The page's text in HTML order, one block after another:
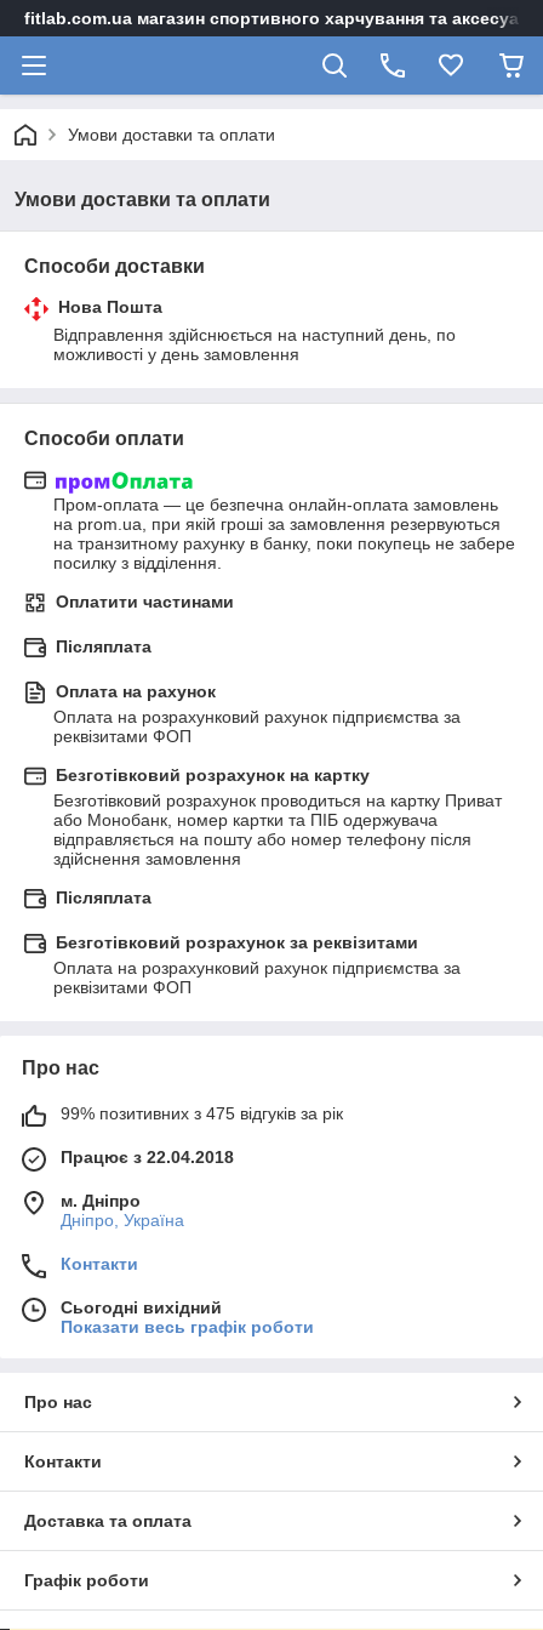
fitlab.com.ua магазин спортивного харчування та
Умови доставки та оплати
Умови доставки та оплати
Способи доставки
Нова Пошта
Відправлення здійснюється на наступний день, по
можливості у день замовлення
Способи оплати
Пром-оплата — це безпечна онлайн-оплата замовлень
на prom.ua, при якій гроші за замовлення резервуються
на транзитному рахунку в банку, поки покупець не забере
посилку з відділення.
Оплатити частинами
Післяплата
Оплата на рахунок
Оплата на розрахунковий рахунок підприємства за
реквізитами ФОП
Безготівковий розрахунок на картку
Безготівковий розрахунок проводиться на картку Приват
або Монобанк, номер картки та ПІБ одержувача
відправляється на пошту або номер телефону після
здійснення замовлення
Післяплата
Безготівковий розрахунок за реквізитами
Оплата на розрахунковий рахунок підприємства за
реквізитами ФОП
Про нас
99% позитивних з 475 відгуків за рік
Працює з 22.04.2018
м. Дніпро
Дніпро, Україна
Контакти
Сьогодні вихідний
Показати весь графік роботи
Про нас
Контакти
Доставка та оплата
Графік роботи